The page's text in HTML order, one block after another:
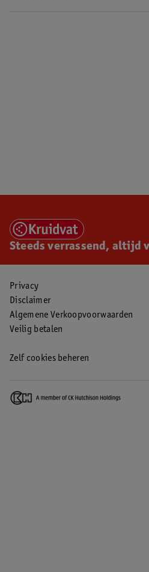
Steeds verrassend, altijd
Privacy
Disclaimer
Algemene Verkoopvoorwaarden
Veilig betalen
Zelf cookies beheren